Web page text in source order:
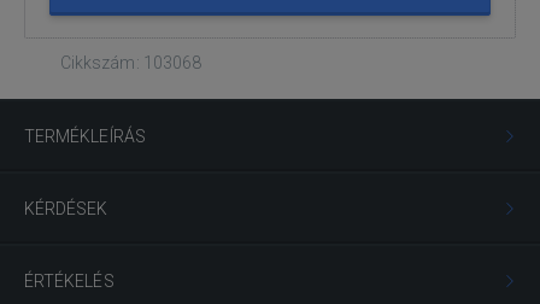
Cikkszám: 103068
TERMÉKLEÍRÁS
KÉRDÉSEK
ÉRTÉKELÉS